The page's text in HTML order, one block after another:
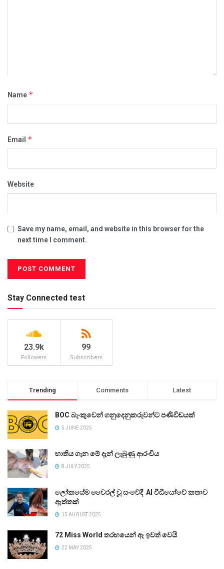
Name *
Email *
Website
Save my name, email, and website in this browser for the
next time I comment.
Stay Connected test
23.9k
Followers
99
Subscribers
Trending Comments Latest
BOC බැංකුවෙන් ගනුදෙනුකරුවන්ට පණිවිඩයක්
5 JUNE 2025
භාතිය ගැන මේ දැන් ලැබුණු ආරංචිය
8 JULY 2025
ලෝකයේම වෛරල් වූ සංවේදී AI වීඩියෝවේ කතාව
ඇත්තක්
15 AUGUST 2025
72 Miss World තරඟයෙන් ඈ ඉවත් වෙයි
22 MAY 2025